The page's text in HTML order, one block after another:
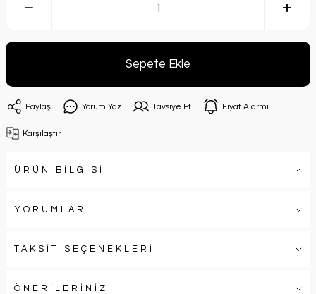
Sepete Ekle
Paylaş Yorum Yaz Tavsiye Et Fiyat Alarmı
Karşılaştır
ÜRÜN BİLGİSİ
YORUMLAR
TAKSİT SEÇENEKLERİ
ÖNERİLERİNİZ